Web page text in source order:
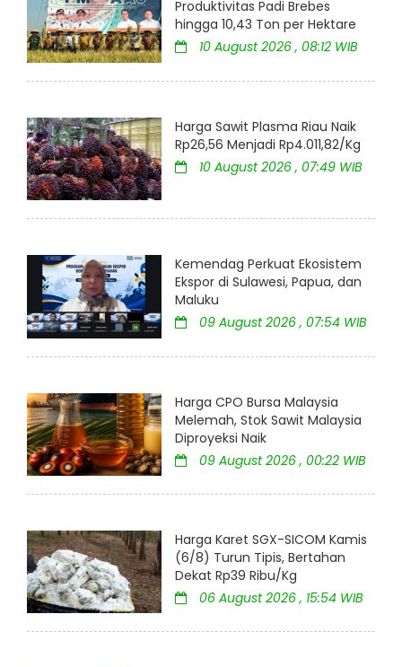
Produktivitas Padi Brebes
hingga 10,43 Ton per Hektare
10 August 2026 , 08:12 WIB
Harga Sawit Plasma Riau Naik
Rp26,56 Menjadi Rp4.011,82/Kg
10 August 2026 , 07:49 WIB
Kemendag Perkuat Ekosistem
Ekspor di Sulawesi, Papua, dan
Maluku
09 August 2026 , 07:54 WIB
Harga CPO Bursa Malaysia
Melemah, Stok Sawit Malaysia
Diproyeksi Naik
09 August 2026 , 00:22 WIB
Harga Karet SGX-SICOM Kamis
(6/8) Turun Tipis, Bertahan
Dekat Rp39 Ribu/Kg
06 August 2026 , 15:54 WIB